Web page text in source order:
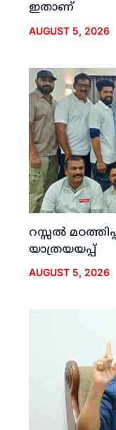
ഇതാണ്
AUGUST 5, 2026
റസ്സല്‍
യാത്രയയപ്പ്
AUGUST 5, 2026